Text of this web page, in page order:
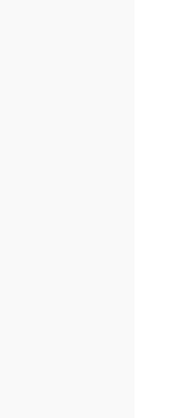
i dette